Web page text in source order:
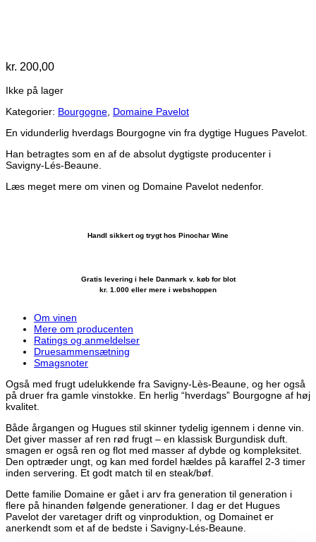
kr. 200,00
Ikke på lager
Kategorier: Bourgogne Domaine Pavelot
En vidunderlig hverdags Bourgogne vin fra dygtige Hugues Pavelot.
Han betragtes som en af de absolut dygtigste producenter i
Savigny-Lés-Beaune.
Læs meget mere om vinen og Domaine Pavelot nedenfor.
Handl sikkert og trygt hos Pinochar Wine
Gratis levering i hele Danmark v. køb for blot
kr. 1.000 eller mere i webshoppen
Om vinen
Mere om producenten
Ratings og anmeldelser
Druesammensætning
Smagsnoter
Også med frugt udelukkende fra Savigny-Lès-Beaune, og her også
på druer fra gamle vinstokke. En herlig “hverdags” Bourgogne af høj
kvalitet.
Både årgangen og Hugues stil skinner tydelig igennem i denne vin.
Det giver masser af ren rød frugt – en klassisk Burgundisk duft.
smagen er også ren og flot med masser af dybde og kompleksitet.
Den optræder ungt, og kan med fordel hældes på karaffel 2-3 timer
inden servering. Et godt match til en steak/bøf.
Dette familie Domaine er gået i arv fra generation til generation i
flere på hinanden følgende generationer. I dag er det Hugues
Pavelot der varetager drift og vinproduktion, og Domainet er
anerkendt som et af de bedste i Savigny-Lés-Beaune.